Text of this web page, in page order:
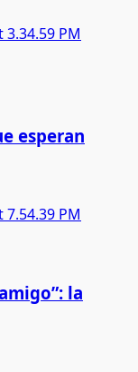
esperan
la